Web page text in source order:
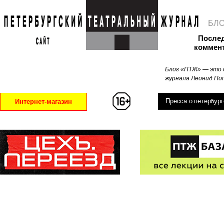
Блог «ПТЖ» — это
журнала Леонид
Интернет-магазин Пресса о